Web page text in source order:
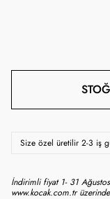
Size özel üretilir 2-3 iş
İndirimli fiyat 1- 31
www.kocak.com.tr